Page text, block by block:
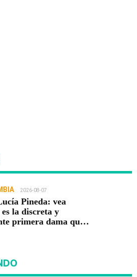
2026-08-07
Pineda: vea
la discreta y
primera dama que